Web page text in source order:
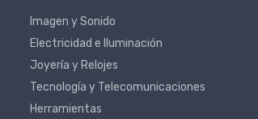
Imagen y Sonido
Electricidad e Iluminación
Joyería y Relojes
Tecnología y Telecomunicaciones
Herramientas